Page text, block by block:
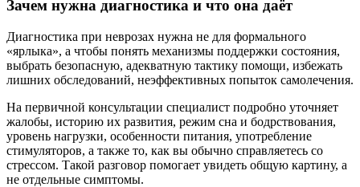
Зачем нужна диагностика и что она даёт
Диагностика при неврозах нужна не для формального
«ярлыка», а чтобы понять механизмы поддержки состояния,
выбрать безопасную, адекватную тактику помощи, избежать
лишних обследований, неэффективных попыток самолечения.
На первичной консультации специалист подробно уточняет
жалобы, историю их развития, режим сна и бодрствования,
уровень нагрузки, особенности питания, употребление
стимуляторов, а также то, как вы обычно справляетесь со
стрессом. Такой разговор помогает увидеть общую картину, а
не отдельные симптомы.